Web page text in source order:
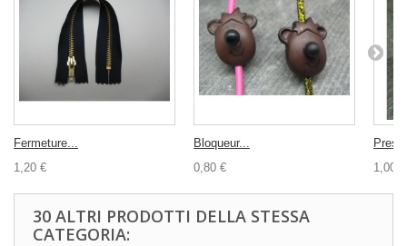
Fermeture...
1,20 €
Bloqueur...
0,80 €
1,00 €
30 ALTRI PRODOTTI DELLA STESSA
CATEGORIA: